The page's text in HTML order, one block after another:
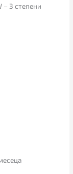
3 степени